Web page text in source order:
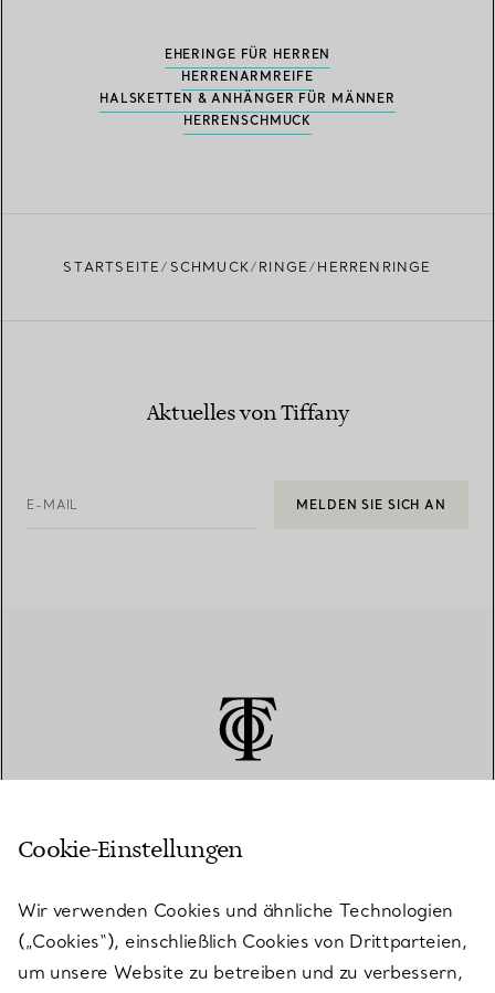
EHERINGE FÜR HERREN
HERRENARMREIFE
HALSKETTEN & ANHÄNGER FÜR MÄNNER
HERRENSCHMUCK
STARTSEITE SCHMUCK RINGE HERRENRINGE
Aktuelles von Tiffany
E-MAIL MELDEN SIE SICH AN
KUNDENSERVICE
SERVICES
Cookie-Einstellungen
Wir verwenden Cookies und ähnliche Technologien
(„Cookies“), einschließlich Cookies von Drittparteien,
um unsere Website zu betreiben und zu verbessern,